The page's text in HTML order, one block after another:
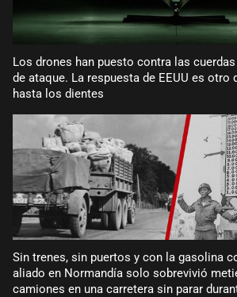
Los drones han puesto contra las
de ataque. La respuesta de EEUU es otro
hasta los dientes
Sin trenes, sin puertos y con la gasolina
aliado en Normandía solo sobrevivió
camiones en una carretera sin parar